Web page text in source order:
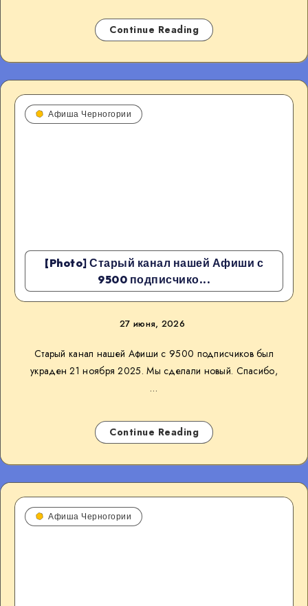
Continue Reading
[Photo] Старый канал нашей Афиши с
9500 подписчико...
Афиша Черногории
27 июня, 2026
Старый канал нашей Афиши с 9500 подписчиков был
украден 21 ноября 2025. Мы сделали новый. Спасибо,
…
Continue Reading
Афиша Черногории